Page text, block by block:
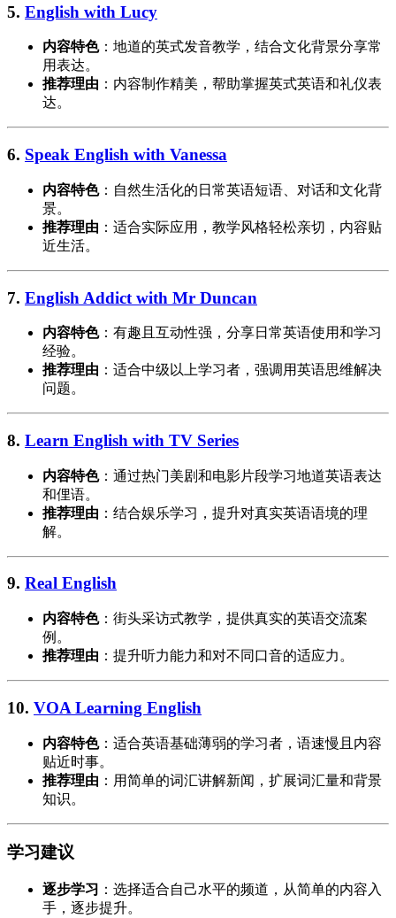
5. English with Lucy
内容特色：地道的英式发音教学，结合文化背景分享常
用表达。
推荐理由 ：内容制作精美，帮助掌握英式英语和礼仪表
达。
6. Speak English with Vanessa
内容特色：自然生活化的日常英语短语、对话和文化背
景。
推荐理由 ：适合实际应用，教学风格轻松亲切，内容贴
近生活。
7. English Addict with Mr Duncan
内容特色：有趣且互动性强，分享日常英语使用和学习
经验。
推荐理由 ：适合中级以上学习者，强调用英语思维解决
问题。
8. Learn English with TV Series
内容特色：通过热门美剧和电影片段学习地道英语表达
和俚语。
推荐理由 ：结合娱乐学习，提升对真实英语语境的理
解。
9. Real English
内容特色：街头采访式教学，提供真实的英语交流案
例。
推荐理由 ：提升听力能力和对不同口音的适应力。
10. VOA Learning English
内容特色：适合英语基础薄弱的学习者，语速慢且内容
贴近时事。
推荐理由 ：用简单的词汇讲解新闻，扩展词汇量和背景
知识。
学习建议
逐步学习 ：选择适合自己水平的频道，从简单的内容入
手，逐步提升。